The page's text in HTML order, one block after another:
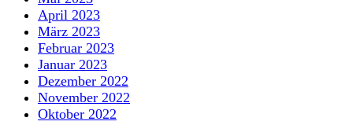
April 2023
März 2023
Februar 2023
Januar 2023
Dezember 2022
November 2022
Oktober 2022